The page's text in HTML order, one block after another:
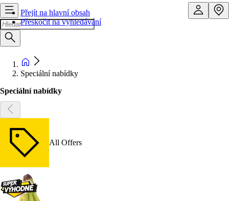
Přejít na hlavní obsah
Přeskočit na vyhledávání
Speciální nabídky
Speciální nabídky
All Offers